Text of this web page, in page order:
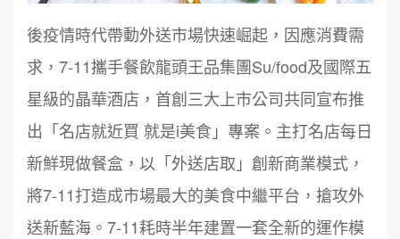
後疫情時代帶動外送市場快速崛起，因應消費需
求，7-11攜手餐飲龍頭王品集團Su/food及國際五
星級的晶華酒店，首創三大上市公司共同宣布推
出「名店就近買 就是i美食」專案。主打名店每日
新鮮現做餐盒，以「外送店取」創新商業模式，
將7-11打造成市場最大的美食中繼平台，搶攻外
送新藍海。7-11耗時半年建置一套全新的運作模